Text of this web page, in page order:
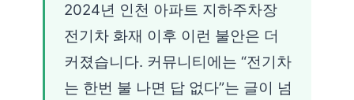
2024년 인천 아파트 지하주차장
전기차 화재 이후 이런 불안은 더
커졌습니다. 커뮤니티에는 “전기차
는 한번 불 나면 답 없다”는 글이 넘